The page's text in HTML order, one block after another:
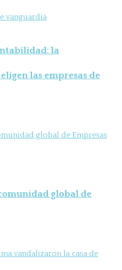
la
las empresas de
global de